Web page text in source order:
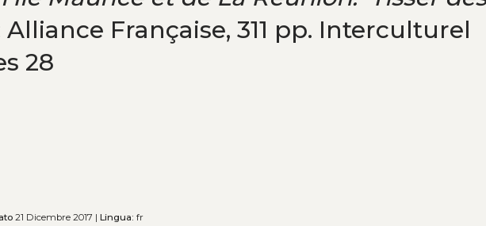
Alliance Française, 311 pp. Interculturel
28
21 Dicembre 2017 |Lingua: fr